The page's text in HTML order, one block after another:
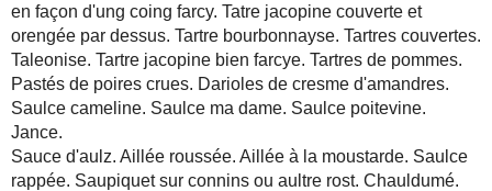
en façon d'ung coing farcy. Tatre jacopine couverte et
orengée par dessus. Tartre bourbonnayse. Tartres couvertes.
Taleonise. Tartre jacopine bien farcye. Tartres de pommes.
Pastés de poires crues. Darioles de cresme d'amandres.
Saulce cameline. Saulce ma dame. Saulce poitevine.
Jance.
Sauce d'aulz. Aillée roussée. Aillée à la moustarde. Saulce
rappée. Saupiquet sur connins ou aultre rost. Chauldumé.